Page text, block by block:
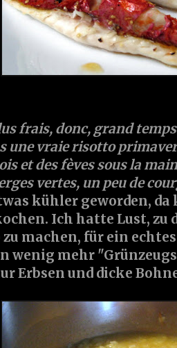
frais, donc, grand
une vraie risotto
et des fèves sous la
vertes, un peu de
kühler geworden,
Ich hatte Lust, zu
machen, für ein
wenig mehr
Erbsen und dicke